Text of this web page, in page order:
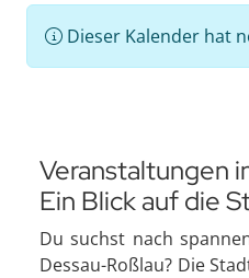
Dieser Kalender hat
Veranstaltungen
Ein Blick auf die
Du suchst nach
Dessau-Roßlau? Die